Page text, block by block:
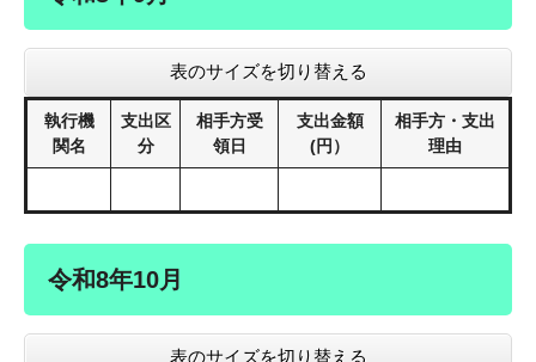
表のサイズを切り替える
執行機
関名
支出区
分
相手方受
領日
支出金額
(円）
相手方・支出
理由
令和8年10月
表のサイズを切り替える